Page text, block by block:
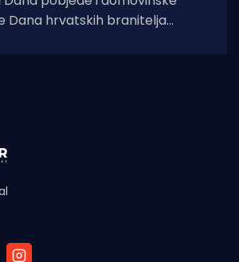
Dana hrvatskih branitelja